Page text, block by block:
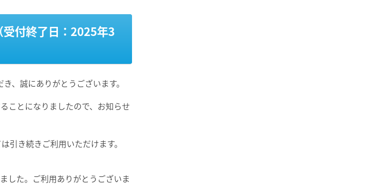
付終了日：2025年3
、誠にありがとうございます。
ことになりましたので、お知らせ
引き続きご利用いただけます。
した。ご利用ありがとうございま